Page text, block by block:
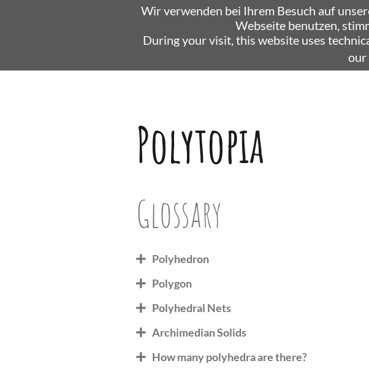
Wir verwenden bei Ihrem Besuch auf
Webseite benutzen,
During your visit, this website uses
our
Polytopia
Glossary
Polyhedron
Polygon
Polyhedral Nets
Archimedian Solids
How many polyhedra are there?